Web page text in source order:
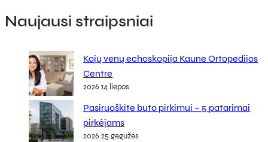
Naujausi straipsniai
Kojų venų echoskopija Kaune Ortopedijos
Centre
2026 14 liepos
Pasiruoškite buto pirkimui – 5 patarimai
pirkėjams
2026 25 gegužės